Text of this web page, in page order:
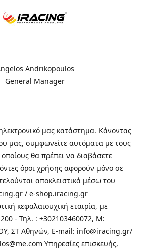
Andrikopoulos
General Manager
μας κατάστημα. Κάνοντας
μας, συμφωνείτε αυτόματα με τους
θα πρέπει να διαβάσετε
όροι χρήσης αφορούν μόνο σε
αποκλειστικά μέσω του
/ e-shop.iracing.gr
κεφαλαιουχική εταιρία, με
- Τηλ. : +302103460072, M:
ΣΤ Αθηνών, E-mail: info@iracing.gr/
Υπηρεσίες επισκευής,